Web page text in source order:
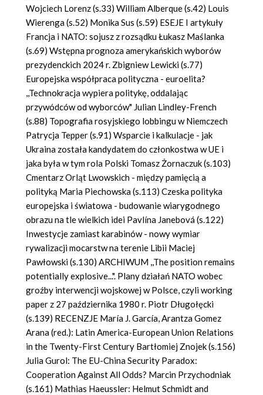
Wojciech Lorenz (s.33) William Alberque (s.42) Louis
Wierenga (s.52) Monika Sus (s.59) ESEJE I artykuły
Francja i NATO: sojusz z rozsądku Łukasz Maślanka
(s.69) Wstępna prognoza amerykańskich wyborów
prezydenckich 2024 r. Zbigniew Lewicki (s.77)
Europejska współpraca polityczna - euroelita?
,,Technokracja wypiera politykę, oddalając
przywódców od wyborców" Julian Lindley-French
(s.88) Topografia rosyjskiego lobbingu w Niemczech
Patrycja Tepper (s.91) Wsparcie i kalkulacje - jak
Ukraina została kandydatem do członkostwa w UE i
jaka była w tym rola Polski Tomasz Żornaczuk (s.103)
Cmentarz Orląt Lwowskich - między pamięcią a
polityką Maria Piechowska (s.113) Czeska polityka
europejska i światowa - budowanie wiarygodnego
obrazu na tle wielkich idei Pavlína Janebová (s.122)
Inwestycje zamiast karabinów - nowy wymiar
rywalizacji mocarstw na terenie Libii Maciej
Pawłowski (s.130) ARCHIWUM ,,The position remains
potentially explosive...". Plany działań NATO wobec
groźby interwencji wojskowej w Polsce, czyli working
paper z 27 października 1980 r. Piotr Długołęcki
(s.139) RECENZJE María J. García, Arantza Gomez
Arana (red.): Latin America-European Union Relations
in the Twenty-First Century Bartłomiej Znojek (s.156)
Julia Gurol: The EU-China Security Paradox:
Cooperation Against All Odds? Marcin Przychodniak
(s.161) Mathias Haeussler: Helmut Schmidt and